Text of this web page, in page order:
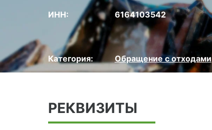
ИНН: 6164103542
Категория: Обращение с отходами
РЕКВИЗИТЫ